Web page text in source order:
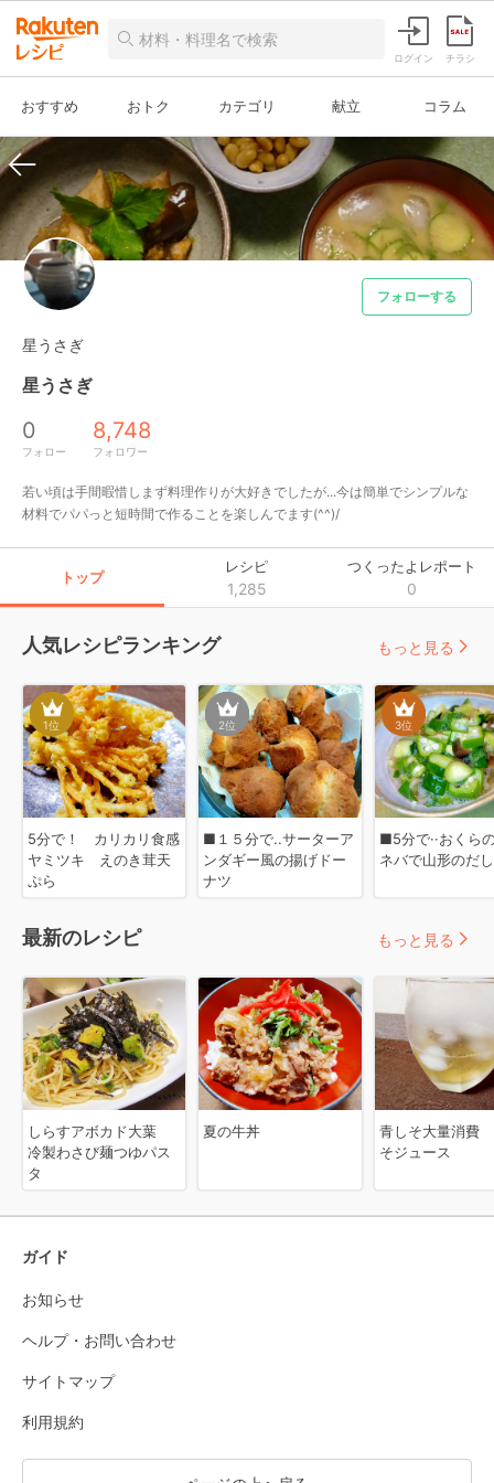
ログイン チラシ
おすすめ おトク カテゴリ 献立 コラム
フォローする
星うさぎ
星うさぎ
0
フォロー
8,748
フォロワー
若い頃は手間暇惜しまず料理作りが大好きでしたが...今は簡単でシンプルな
材料でパパっと短時間で作ることを楽しんでます(^^)/
トップ
レシピ
1,285
つくったよレポート
0
人気レシピランキング
1位
5分で！ カリカリ食感
ヤミツキ えのき茸天
ぷら
2位
■１５分で..サーターア
ンダギー風の揚げドー
ナツ
3位
■5分で··おくら
ネバで山形のだ
もっと見る
最新のレシピ
しらすアボカド大葉
冷製わさび麺つゆパス
タ
夏の牛丼
青しそ大量消費
そジュース
もっと見る
ガイド
お知らせ
ヘルプ・お問い合わせ
サイトマップ
利用規約